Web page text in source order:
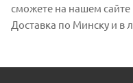
сможете на нашем сайте
Доставка по Минску и в